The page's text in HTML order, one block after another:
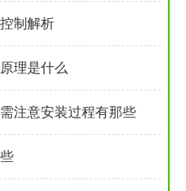
制解析
理是什么
注意安装过程有那些